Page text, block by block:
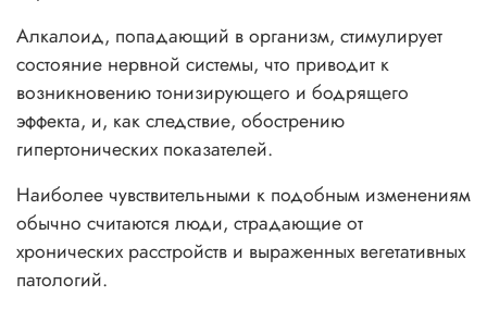
Алкалоид, попадающий в организм, стимулирует
состояние нервной системы, что приводит к
возникновению тонизирующего и бодрящего
эффекта, и, как следствие, обострению
гипертонических показателей.
Наиболее чувствительными к подобным изменениям
обычно считаются люди, страдающие от
хронических расстройств и выраженных вегетативных
патологий.